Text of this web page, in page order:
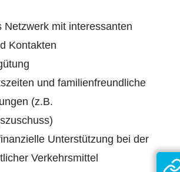
Netzwerk mit interessanten
Kontakten
und familienfreundliche
(z.B.
Unterstützung bei der
Verkehrsmittel